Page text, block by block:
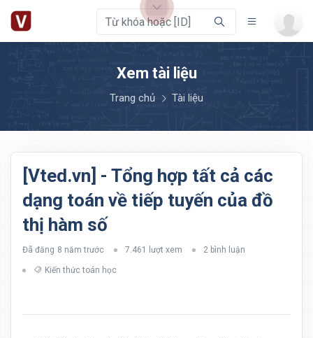
Xem tài liệu
Trang chủ Tài liệu
[Vted.vn] - Tổng hợp tất cả các
dạng toán về tiếp tuyến của đồ
thị hàm số
Đã đăng 8 năm trước 7.461 lượt xem 2 bình luận
Kiến thức toán học